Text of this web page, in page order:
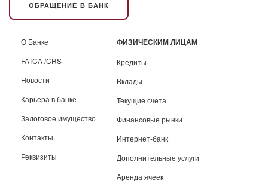
ОБРАЩЕНИЕ В БАНК
О Банке
FATCA /CRS
Новости
Карьера в банке
Залоговое имущество
Контакты
Реквизиты
ФИЗИЧЕСКИМ ЛИЦАМ
Кредиты
Вклады
Текущие счета
Финансовые рынки
Интернет-банк
Дополнительные услуги
Аренда ячеек